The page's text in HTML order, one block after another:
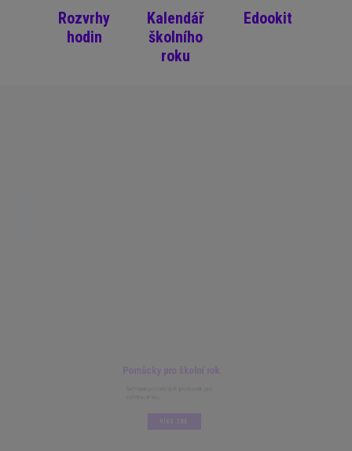
Rozvrhy
hodin
Kalendář
školního
roku
Edookit